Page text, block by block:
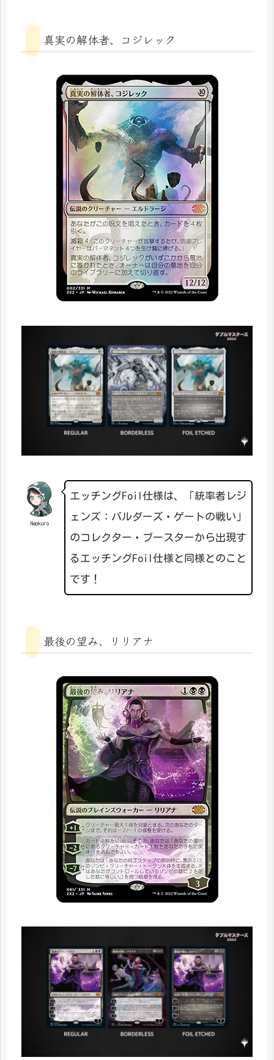
真実の解体者、コジレック
Naokuro
エッチングFoil仕様は、「統率者レジ
ェンズ：バルダーズ・ゲートの戦い」
のコレクター・ブースターから出現す
るエッチングFoil仕様と同様とのこと
です！
最後の望み、リリアナ